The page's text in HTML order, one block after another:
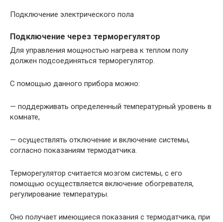
Подключение электрического пола
Подключение через терморегулятор
Для управления мощностью нагрева к теплом полу
должен подсоединяться терморегулятор.
С помощью данного прибора можно:
— поддерживать определенный температурный уровень в
комнате,
— осуществлять отключение и включение системы,
согласно показаниям термодатчика.
Терморегулятор считается мозгом системы, с его
помощью осуществляется включение обогревателя,
регулирование температуры.
Оно получает имеющиеся показания с термодатчика, при